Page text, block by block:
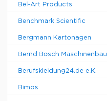
Bel-Art Products
Benchmark Scientific
Bergmann Kartonagen
Bernd Bosch Maschinenbau
Berufskleidung24.de e.K.
Bimos